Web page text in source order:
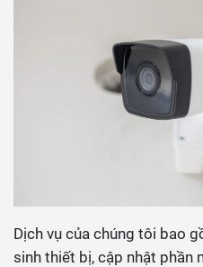
Dịch vụ của chúng tôi bao
sinh thiết bị, cập nhật phần